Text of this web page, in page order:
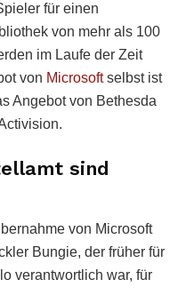
für einen
von mehr als 100
im Laufe der Zeit
von Microsoftselbst ist
Angebot von Bethesda
sind
von Microsoft
Bungie, der früher für
verantwortlich war, für